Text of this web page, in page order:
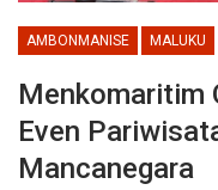
AMBONMANISE MALUKU
Menkomaritim
Even
Mancanegara